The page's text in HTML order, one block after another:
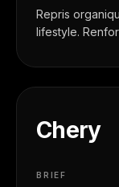
Repris
lifestyle.
Chery
BRIEF